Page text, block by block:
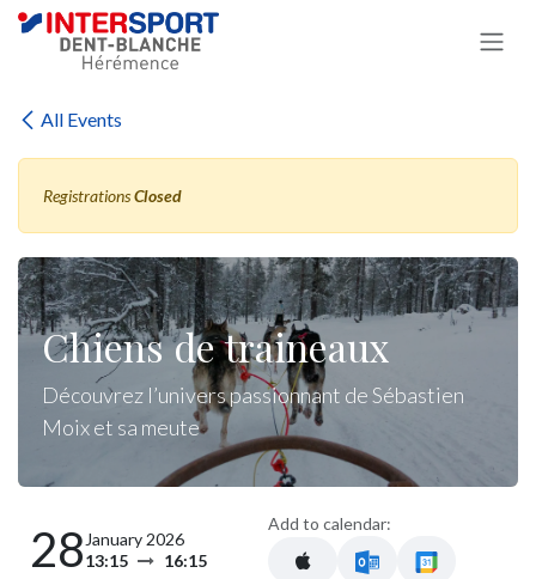
Skip to Content
All Events
RegistrationsClosed
Chiens de traineaux
Découvrez l’univers passionnant de Sébastien
Moix et sa meute
28 January 2026
13:15
16:15
Add to calendar: